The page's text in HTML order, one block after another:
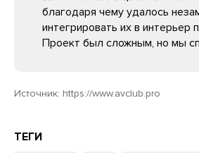
благодаря чему удалось
интегрировать их в интерьер
Проект был сложным, но мы
Источник: https://www.avclub.pro
ТЕГИ